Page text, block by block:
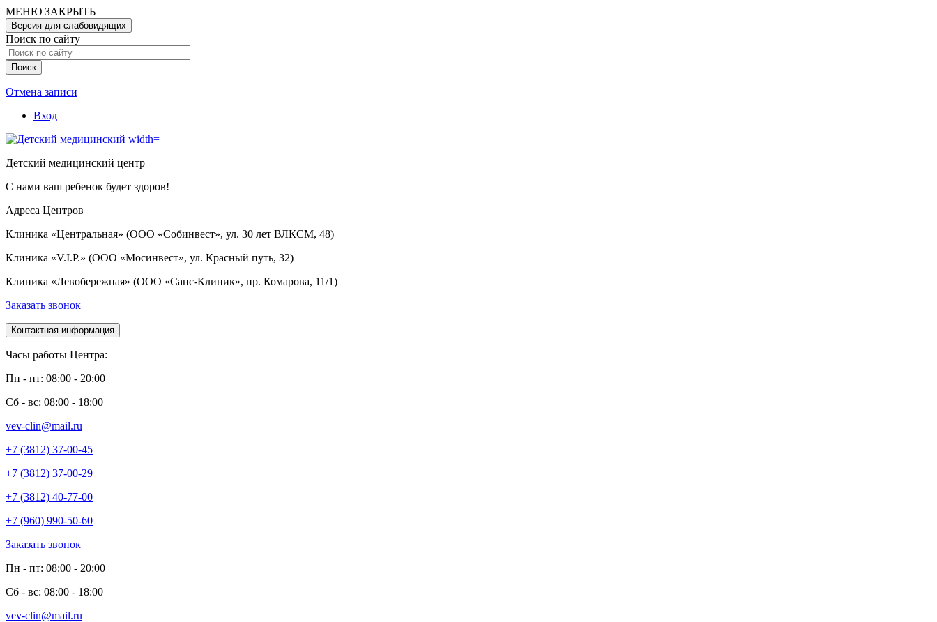
Перейти
к
основному
содержанию
МЕНЮ ЗАКРЫТЬ
Версия для слабовидящих
Поиск по сайту
Отмена записи
User
account
menu
Вход
Детский медицинский центр
С нами ваш ребенок будет здоров!
Адреса Центров
Клиника «Центральная» (ООО «Собинвест», ул. 30 лет ВЛКСМ, 48)
Клиника «V.I.P.» (ООО «Мосинвест», ул. Красный путь, 32)
Клиника «Левобережная» (ООО «Санс-Клиник», пр. Комарова, 11/1)
Заказать звонок
Контактная информация
Часы работы Центра:
Пн - пт: 08:00 - 20:00
Сб - вс: 08:00 - 18:00
vev-clin@mail.ru
+7 (3812) 37-00-45
+7 (3812) 37-00-29
+7 (3812) 40-77-00
+7 (960) 990-50-60
Заказать звонок
Пн - пт: 08:00 - 20:00
Сб - вс: 08:00 - 18:00
vev-clin@mail.ru